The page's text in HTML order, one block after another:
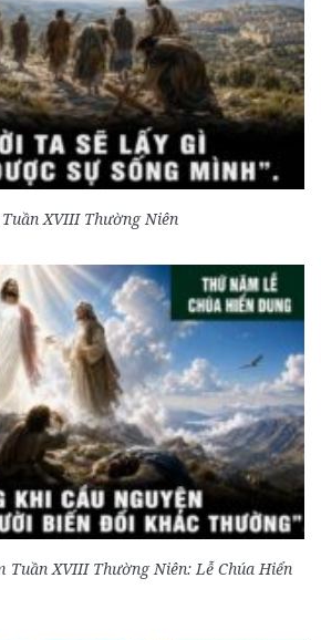
XVIII Thường Niên
Tuần XVIII Thường Niên: Lễ Chúa Hiển